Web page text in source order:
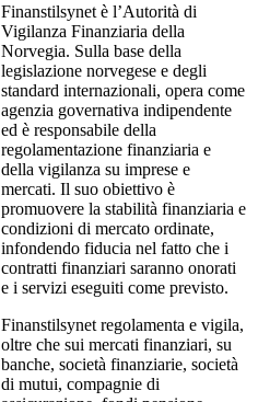
Finanstilsynet è l’Autorità di
Vigilanza Finanziaria della
Norvegia. Sulla base della
legislazione norvegese e degli
standard internazionali, opera come
agenzia governativa indipendente
ed è responsabile della
regolamentazione finanziaria e
della vigilanza su imprese e
mercati. Il suo obiettivo è
promuovere la stabilità finanziaria e
condizioni di mercato ordinate,
infondendo fiducia nel fatto che i
contratti finanziari saranno onorati
e i servizi eseguiti come previsto.
Finanstilsynet regolamenta e vigila,
oltre che sui mercati finanziari, su
banche, società finanziarie, società
di mutui, compagnie di